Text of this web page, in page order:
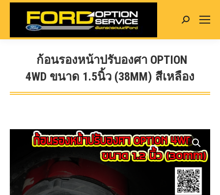
Search:
ก้อนรองหน้าปรับองศา OPTION
4WD ขนาด 1.5นิ้ว (38MM) สีเหลือง
You are here: